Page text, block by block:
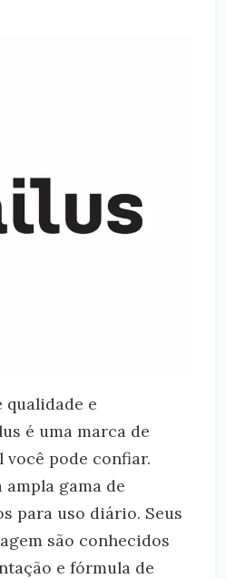
qualidade e
é uma marca de
você pode confiar.
gama de
para uso diário. Seus
são conhecidos
e fórmula de